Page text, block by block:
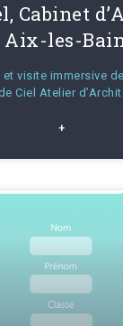
Cabinet
Aix-les-
visite immersive
Ciel Atelier
+